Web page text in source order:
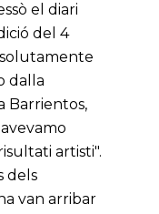
el diari
del 4
dalla
Barrientos,
artisti".
dels
van arribar